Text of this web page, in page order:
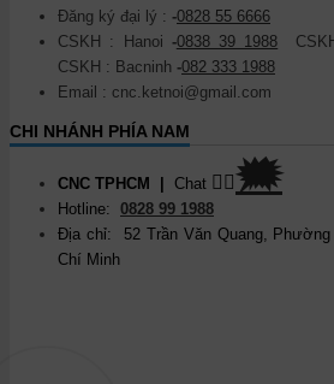
Đăng ký đại lý : -0828 55 6666
CSKH : Hanoi -0838 39 1988
CSKH : Bacninh -082 333 1988
Email : cnc.ketnoi@gmail.com
CHI NHÁNH PHÍA NAM
CNC TPHCM | Chat 👉🏽🗯
Hotline: 0828 99 1988
Địa chỉ: 52 Trần Văn Quang,
Chí Minh